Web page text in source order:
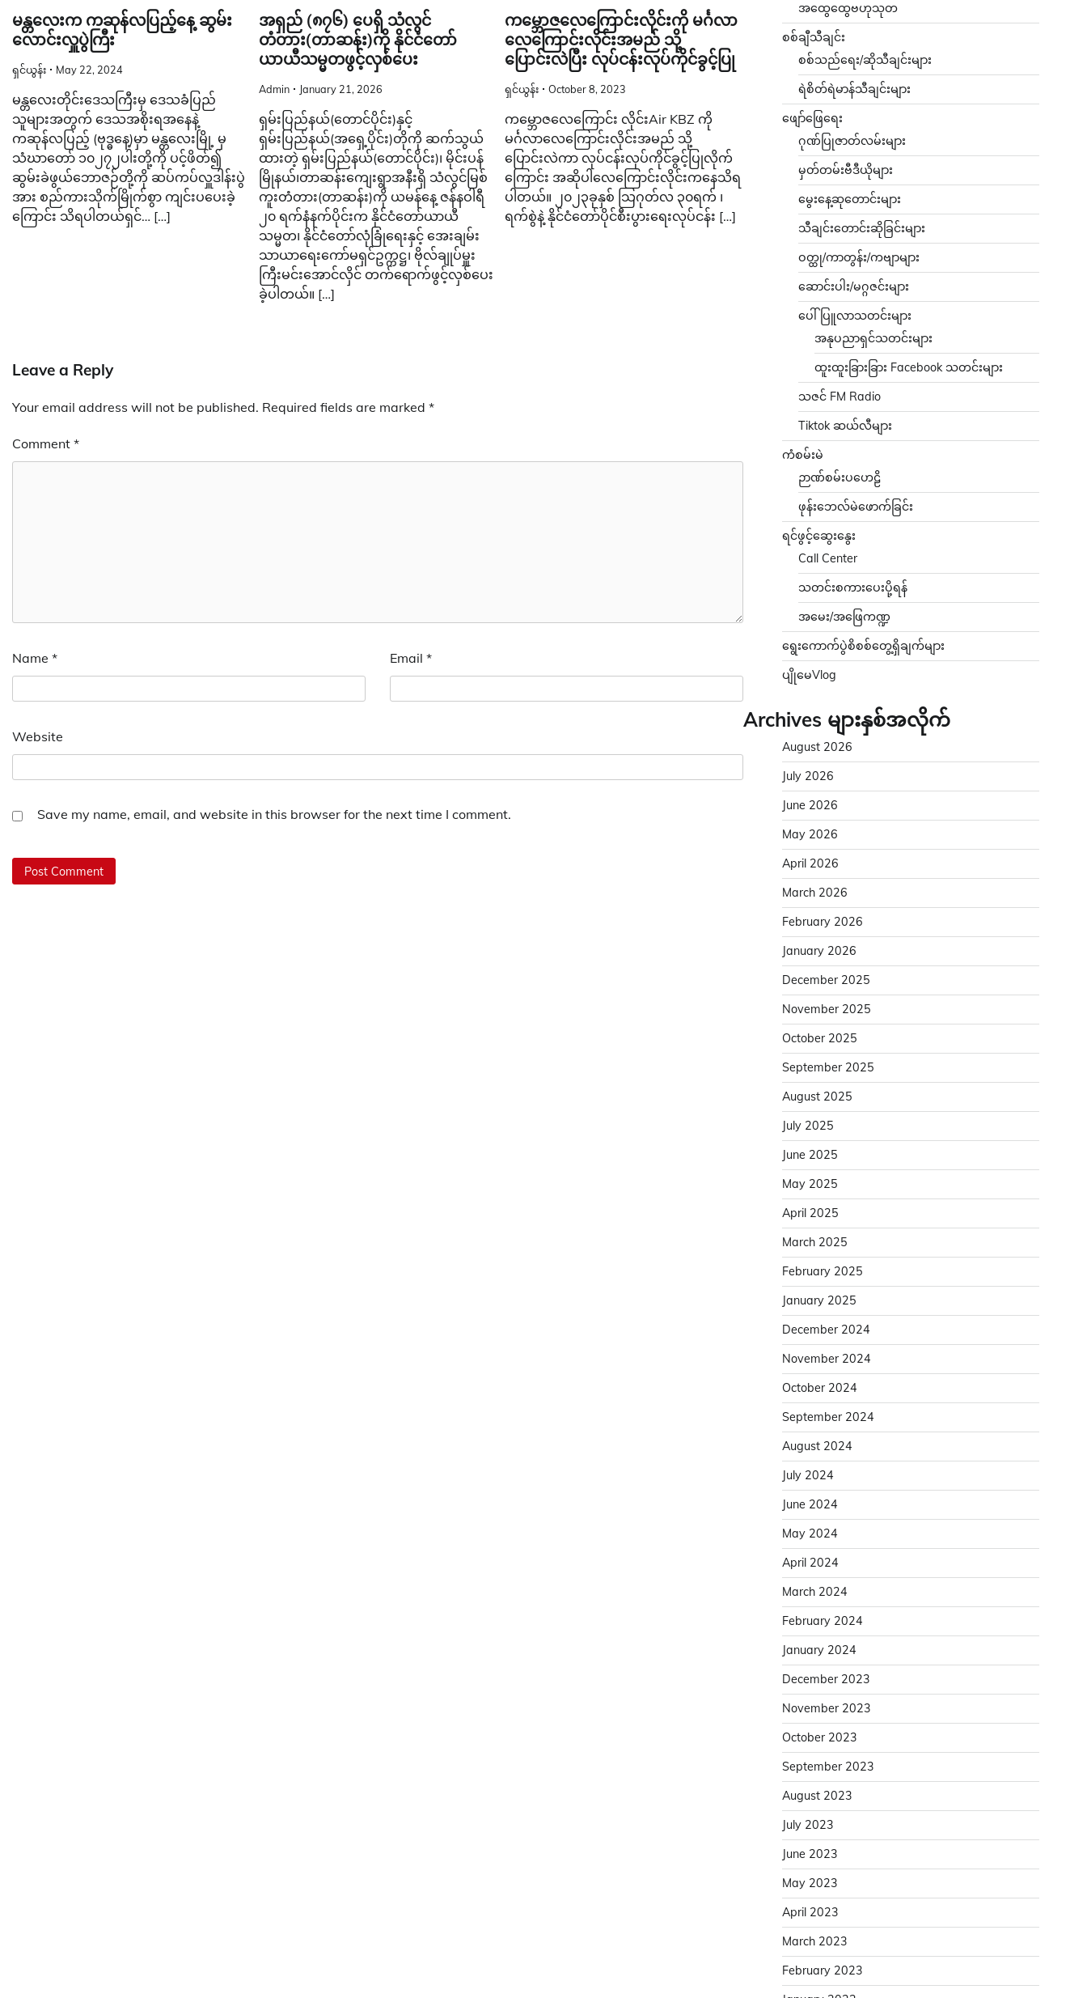
မန္တလေးက ကဆုန်လပြည့်နေ့ ဆွမ်း
လောင်းလှူပွဲကြီး
ရှင်ယွန်း May 22, 2024
မန္တလေးတိုင်းဒေသကြီးမှ ဒေသခံပြည်
သူများအတွက် ဒေသအစိုးရအနေနဲ့
ကဆုန်လပြည့် (ဗုဒ္ဓနေ့)မှာ မန္တလေးမြို့ မှ
သံဃာတော် ၁၀၂၇၂ပါးတို့ကို ပင့်ဖိတ်၍
ဆွမ်းခဲဖွယ်ဘောဇဉ်တို့ကို ဆပ်ကပ်လှူဒါန်းပွဲ
အား စည်ကားသိုက်မြိုက်စွာ ကျင်းပပေးခဲ့
ကြောင်း သိရပါတယ်ရှင်… […]
အရှည် (၈၇၆) ပေရှိ သံလွင်
တံတား(တာဆန်း)ကို နိုင်ငံတော်
ယာယီသမ္မတဖွင့်လှစ်ပေး
Admin January 21, 2026
ရှမ်းပြည်နယ်(တောင်ပိုင်း)နှင့်
ရှမ်းပြည်နယ်(အရှေ့ပိုင်း)တိုကို ဆက်သွယ်
ထားတဲ့ ရှမ်းပြည်နယ်(တောင်ပိုင်း)၊ မိုင်းပန်
မြိုနယ်၊တာဆန်းကျေးရွာအနီးရှိ သံလွင်မြစ်
ကူးတံတား(တာဆန်း)ကို ယမန်နေ့ ဇန်နဝါရီ
၂၀ ရက်နံနက်ပိုင်းက နိုင်ငံတော်ယာယီ
သမ္မတ၊ နိုင်ငံတော်လုံခြုံရေးနှင့် အေးချမ်း
သာယာရေးကော်မရှင်ဥက္ကဋ္ဌ၊ ဗိုလ်ချုပ်မှူး
ကြီးမင်းအောင်လှိင် တက်ရောက်ဖွင့်လှစ်ပေး
ခဲ့ပါတယ်။ […]
ကမ္ဘောဇလေကြောင်းလိုင်းကို မင်္ဂလာ
လေကြောင်းလိုင်းအမည် သို့
ပြောင်းလဲပြီး လုပ်ငန်းလုပ်ကိုင်ခွင့်ပြု
ရှင်ယွန်း October 8, 2023
ကမ္ဘောဇလေကြောင်း လိုင်းAir KBZ ကို
မင်္ဂလာလေကြောင်းလိုင်းအမည် သို့
ပြောင်းလဲကာ လုပ်ငန်းလုပ်ကိုင်ခွင့်ပြုလိုက်
ကြောင်း အဆိုပါလေကြောင်းလိုင်းကနေသိရ
ပါတယ်။ ၂၀၂၃ခုနှစ် သြဂုတ်လ ၃၀ရက် ၊
ရက်စွဲနဲ့ နိုင်ငံတော်ပိုင်စီးပွားရေးလုပ်ငန်း […]
Leave a Reply
Your email address will not be published. Required fields are marked *
Comment *
Name * Email *
Website
Save my name, email, and website in this browser for the next time I comment.
အထွေထွေဗဟုသုတ
စစ်ချီသီချင်း
စစ်သည်ရေး/ဆိုသီချင်းများ
ရဲစိတ်ရဲမာန်သီချင်းများ
ဖျော်ဖြေရေး
ဂုဏ်ပြုဇာတ်လမ်းများ
မှတ်တမ်းဗီဒီယိုများ
မွေးနေ့ဆုတောင်းများ
သီချင်းတောင်းဆိုခြင်းများ
ဝတ္ထု/ကာတွန်း/ကဗျာများ
ဆောင်းပါး/မဂ္ဂဇင်းများ
ပေါ်ပြူလာသတင်းများ
အနုပညာရှင်သတင်းများ
ထူးထူးခြားခြား Facebook သတင်းများ
သဇင် FM Radio
Tiktok ဆယ်လီများ
ကံစမ်းမဲ
ဉာဏ်စမ်းပဟေဠိ
ဖုန်းဘေလ်မဲဖောက်ခြင်း
ရင်ဖွင့်ဆွေးနွေး
Call Center
သတင်းစကားပေးပို့ရန်
အမေး/အဖြေကဏ္ဍ
ရွေးကောက်ပွဲစိစစ်တွေ့ရှိချက်များ
ပျိုမေVlog
Archives များနှစ်အလိုက်
August 2026
July 2026
June 2026
May 2026
April 2026
March 2026
February 2026
January 2026
December 2025
November 2025
October 2025
September 2025
August 2025
July 2025
June 2025
May 2025
April 2025
March 2025
February 2025
January 2025
December 2024
November 2024
October 2024
September 2024
August 2024
July 2024
June 2024
May 2024
April 2024
March 2024
February 2024
January 2024
December 2023
November 2023
October 2023
September 2023
August 2023
July 2023
June 2023
May 2023
April 2023
March 2023
February 2023